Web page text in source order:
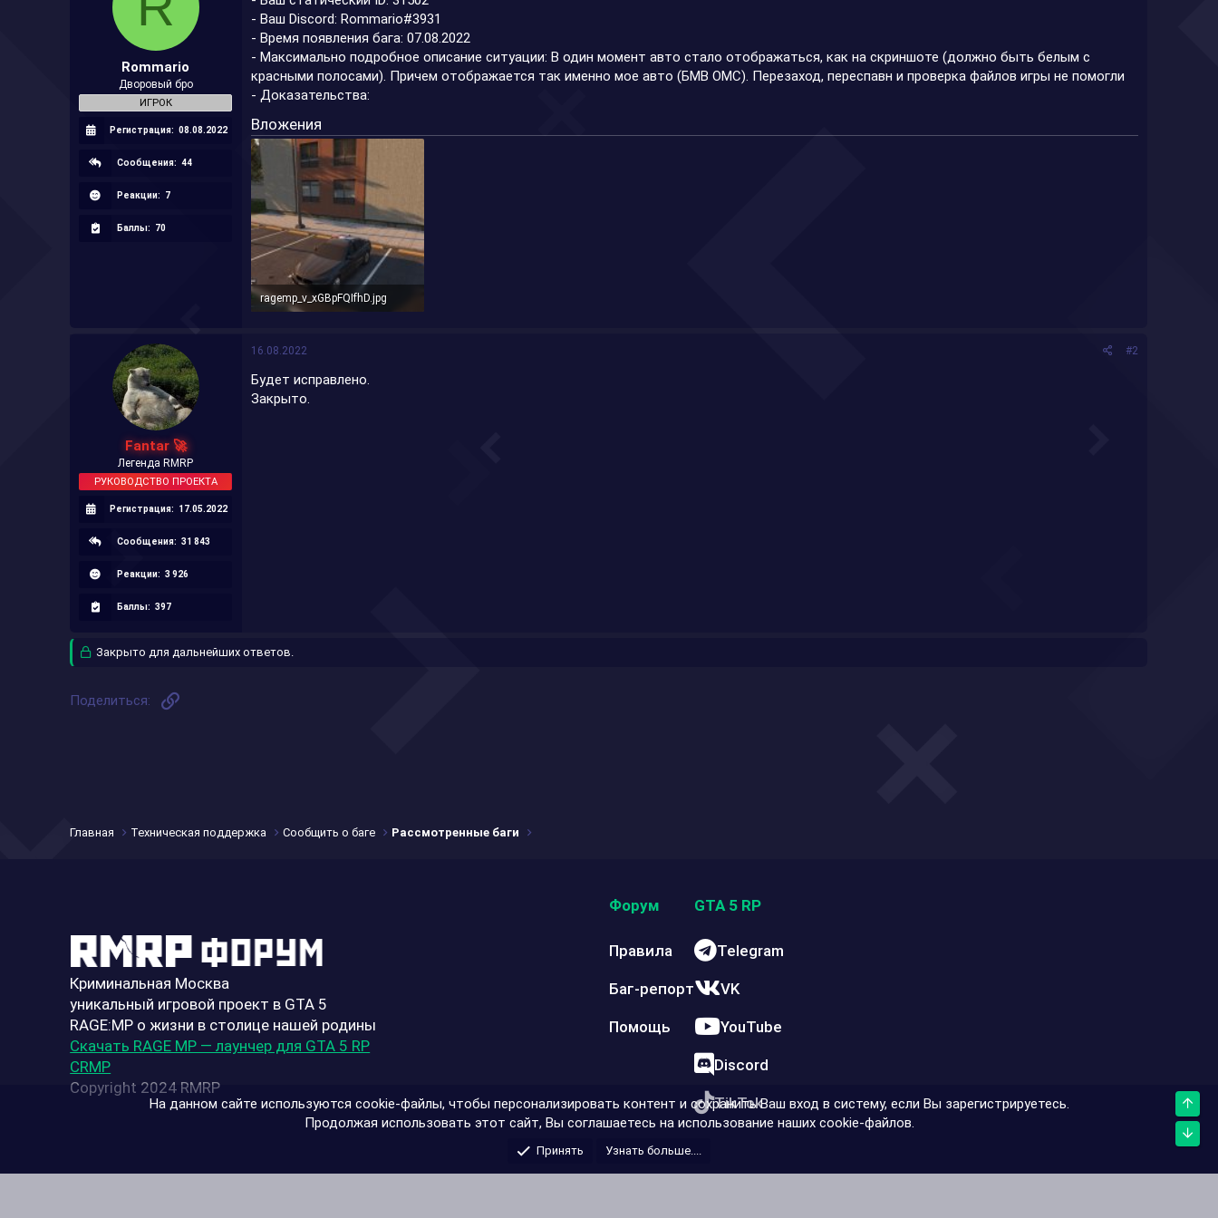
а
Rommario
Дворовый бро
ИГРОК
Регистрация: 08.08.2022
Сообщения: 44
Реакции: 7
Баллы: 70
- Ваш Discord: Rommario#3931
- Время появления бага: 07.08.2022
- Максимально подробное описание ситуации: В один момент авто стало отображаться, как на скриншоте (должно быть белым с
красными полосами). Причем отображается так именно мое авто (БМВ ОМС). Перезаход, переспавн и проверка файлов игры не помогли
- Доказательства:
Вложения
ragemp_v_xGBpFQIfhD.jpg
Fantar 🚀
Легенда RMRP
РУКОВОДСТВО ПРОЕКТА
Регистрация: 17.05.2022
Сообщения: 31 843
Реакции: 3 926
Баллы: 397
16.08.2022 #2
Будет исправлено.
Закрыто.
Закрыто для дальнейших ответов.
Поделиться:
Главная Техническая поддержка Сообщить о баге Рассмотренные баги
Криминальная Москва
уникальный игровой проект в GTA 5
RAGE:MP о жизни в столице нашей родины
Скачать RAGE MP — лаунчер для GTA 5 RP
CRMP
Copyright 2024 RMRP
Форум
Правила
Баг-репорт
Помощь
GTA 5 RP
Telegram
VK
YouTube
Discord
TikTok
На данном сайте используются cookie-файлы, чтобы персонализировать контент и сохранить Ваш вход в систему, если Вы зарегистрируетесь.
Продолжая использовать этот сайт, Вы соглашаетесь на использование наших cookie-файлов.
Принять Узнать больше....
Верх
Низ